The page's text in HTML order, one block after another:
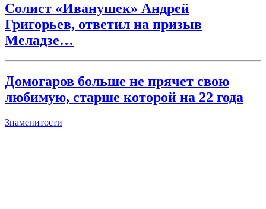
Солист «Иванушек» Андрей
Григорьев, ответил на призыв
Меладзе…
Домогаров больше не прячет свою
любимую, старше которой на 22 года
Знаменитости